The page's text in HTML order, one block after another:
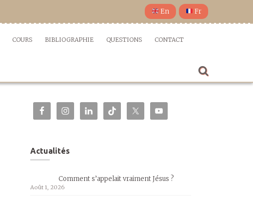
En Fr
COURS BIBLIOGRAPHIE QUESTIONS CONTACT
Actualités
Comment s’appelait vraiment Jésus ?
Août 1, 2026